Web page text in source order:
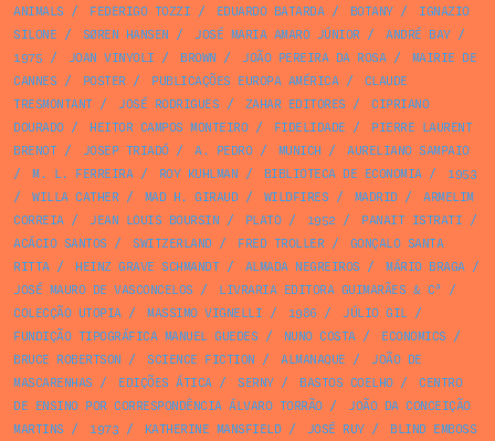
ANIMALS / FEDERIGO TOZZI / EDUARDO BATARDA/ BOTANY/
IGNAZIO
SILONE / SØREN HANSEN / JOSÉ MARIA AMARO JÚNIOR/ ANDRÉ BAY/
1975 / JOAN VINYOLI / BROWN / JOÃO PEREIRA DA ROSA/
MAIRIE DE
CANNES / POSTER/ PUBLICAÇÕES EUROPA AMÉRICA/
CLAUDE
TRESMONTANT/ JOSÉ RODRIGUES / ZAHAR EDITORES /
CIPRIANO
DOURADO/ HEITOR CAMPOS MONTEIRO/ FIDELIDADE /
PIERRE LAURENT
BRENOT/ JOSEP TRIADÓ/ A. PEDRO/ MUNICH /
AURELIANO SAMPAIO
/
M. L. FERREIRA/ ROY KUHLMAN / BIBLIOTECA DE ECONOMIA/
1953
/
WILLA CATHER/ MAD H. GIRAUD/ WILDFIRES / MADRID/
ARMELIM
CORREIA/ JEAN LOUIS BOURSIN / PLATO/ 1952 / PANAIT ISTRATI /
ACÁCIO SANTOS / SWITZERLAND/ FRED TROLLER/
GONÇALO SANTA
RITTA/ HEINZ GRAVE SCHMANDT/ ALMADA NEGREIROS / MÁRIO BRAGA/
JOSÉ MAURO DE VASCONCELOS / LIVRARIA EDITORA GUIMARÃES & Cª /
COLECÇÃO UTOPIA/ MASSIMO VIGNELLI / 1986 / JÚLIO GIL/
FUNDIÇÃO TIPOGRÁFICA MANUEL GUEDES / NUNO COSTA/ ECONOMICS /
BRUCE ROBERTSON / SCIENCE FICTION / ALMANAQUE /
JOÃO DE
MASCARENHAS / EDIÇÕES ÁTICA/ SERNY/ BASTOS COELHO/
CENTRO
DE ENSINO POR CORRESPONDÊNCIA ÁLVARO TORRÃO/
JOÃO DA CONCEIÇÃO
MARTINS / 1973 / KATHERINE MANSFIELD/ JOSÉ RUY/
BLIND EMBOSS